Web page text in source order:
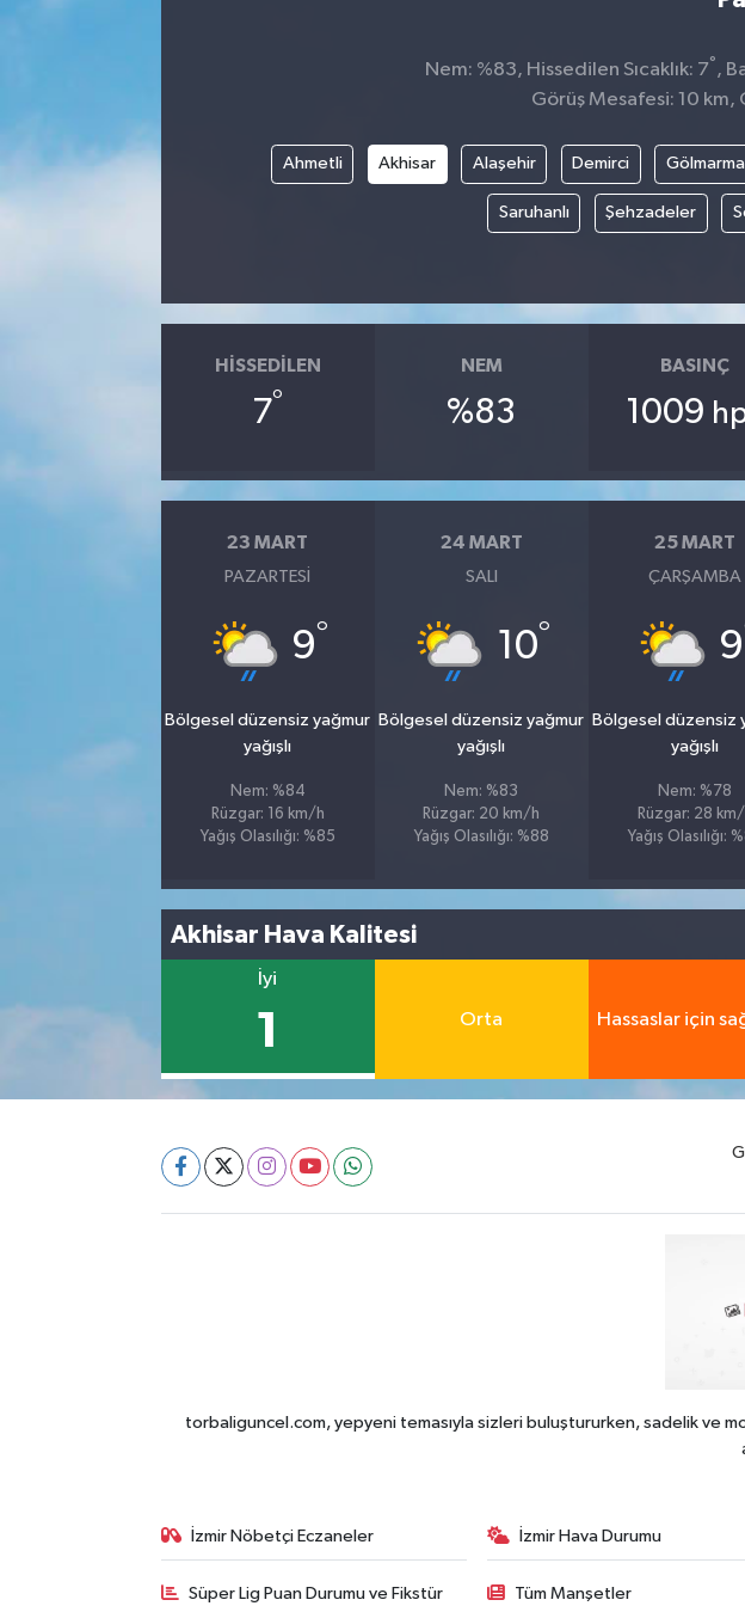
Nem: %83, Hissedilen Sıcaklık: 7° ,
Görüş Mesafesi: 10 km,
Ahmetli Akhisar Alaşehir Demirci
Saruhanlı Şehzadeler
HISSEDILEN
7°
NEM
%83
BASINÇ
1009
23 MART
PAZARTESI
9°
Bölgesel düzensiz yağmur
yağışlı
Nem: %84
Rüzgar: 16 km/h
Yağış Olasılığı: %85
24 MART
SALI
10°
Bölgesel düzensiz yağmur
yağışlı
Nem: %83
Rüzgar: 20 km/h
Yağış Olasılığı: %88
25 MART
ÇARŞAMBA
9
Bölgesel düzensiz
yağışlı
Nem: %78
Rüzgar: 28
Yağış Olasılığı:
Akhisar Hava Kalitesi
İyi
1 Orta Hassaslar için
torbaliguncel.com, yepyeni temasıyla sizleri buluştururken, sadelik ve
İzmir Nöbetçi Eczaneler İzmir Hava Durumu
Süper Lig Puan Durumu ve Fikstür Tüm Manşetler